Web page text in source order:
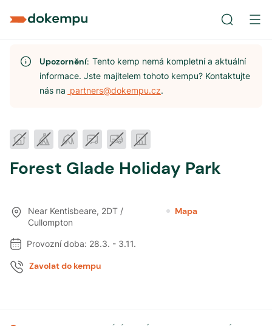
Upozornění:Tento kemp nemá kompletní a aktuální
informace. Jste majitelem tohoto kempu? Kontaktujte
nás na partners@dokempu.cz.
Forest Glade Holiday Park
Near Kentisbeare, 2DT /
Cullompton
Mapa
Provozní doba: 28.3. - 3.11.
Zavolat do kempu